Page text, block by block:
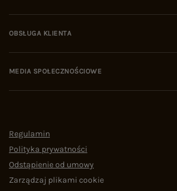
OBSŁUGA KLIENTA
MEDIA SPOŁECZNOŚCIOWE
Regulamin
Polityka prywatności
Odstąpienie od umowy
Zarządzaj plikami cookie